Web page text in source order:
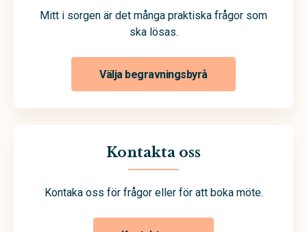
Mitt i sorgen är det många praktiska frågor som
ska lösas.
Välja begravningsbyrå
Kontakta oss
Kontaka oss för frågor eller för att boka möte.